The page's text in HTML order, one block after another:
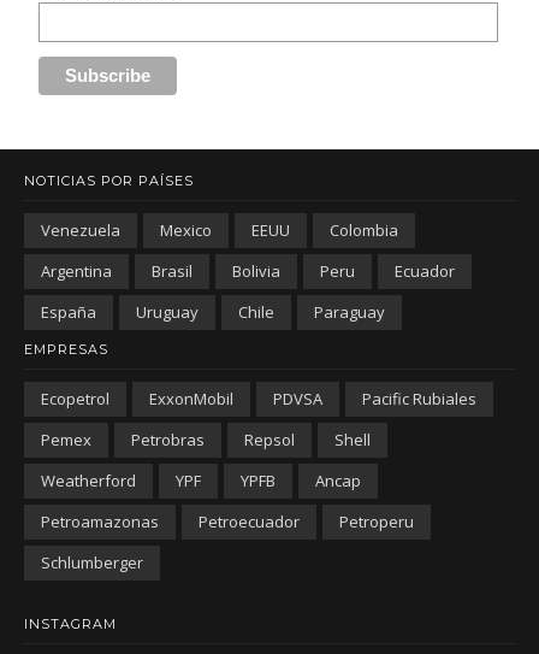
NOTICIAS POR PAÍSES
Venezuela Mexico EEUU
Colombia
Argentina
Brasil Bolivia Peru
Ecuador
España
Uruguay Chile Paraguay
EMPRESAS
Ecopetrol ExxonMobil PDVSA
Pacific Rubiales
Pemex
Petrobras Repsol
Shell
Weatherford
YPF YPFB
Ancap
Petroamazonas
Petroecuador
Petroperu
Schlumberger
INSTAGRAM